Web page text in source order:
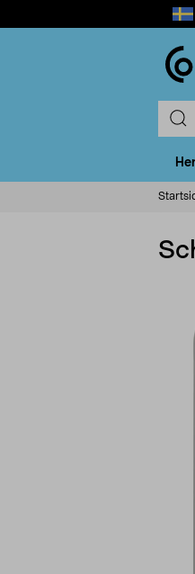
Select